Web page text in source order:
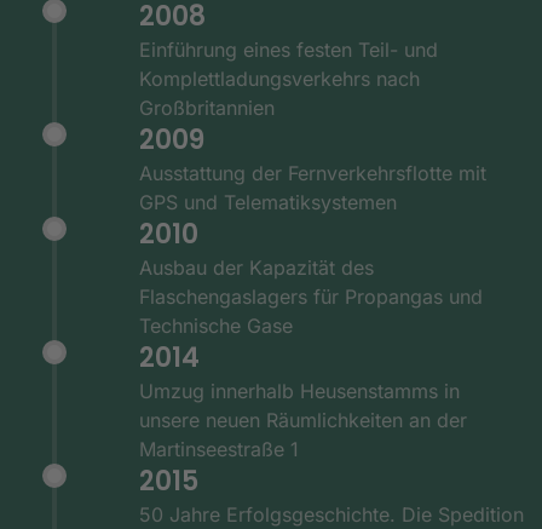
2008
Einführung eines festen Teil- und
Komplettladungsverkehrs nach
Großbritannien
2009
Ausstattung der Fernverkehrsflotte mit
GPS und Telematiksystemen
2010
Ausbau der Kapazität des
Flaschengaslagers für Propangas und
Technische Gase
2014
Umzug innerhalb Heusenstamms in
unsere neuen Räumlichkeiten an der
Martinseestraße 1
2015
50 Jahre Erfolgsgeschichte. Die Spedition